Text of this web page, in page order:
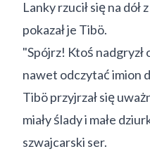
Lanky rzucił się na dół
pokazał je Tibö.
"Spójrz! Ktoś nadgryzł
nawet odczytać imion
Tibö przyjrzał się
miały ślady i małe
szwajcarski ser.